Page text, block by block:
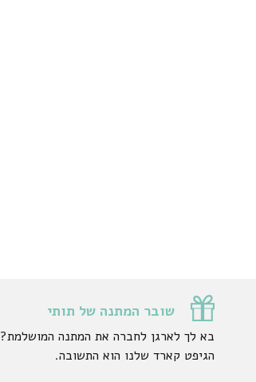
שובר המתנה של תותי
בא לך לארגן לחברה את המתנה המושלמת?
הגיפט קארד שלנו הוא התשובה.